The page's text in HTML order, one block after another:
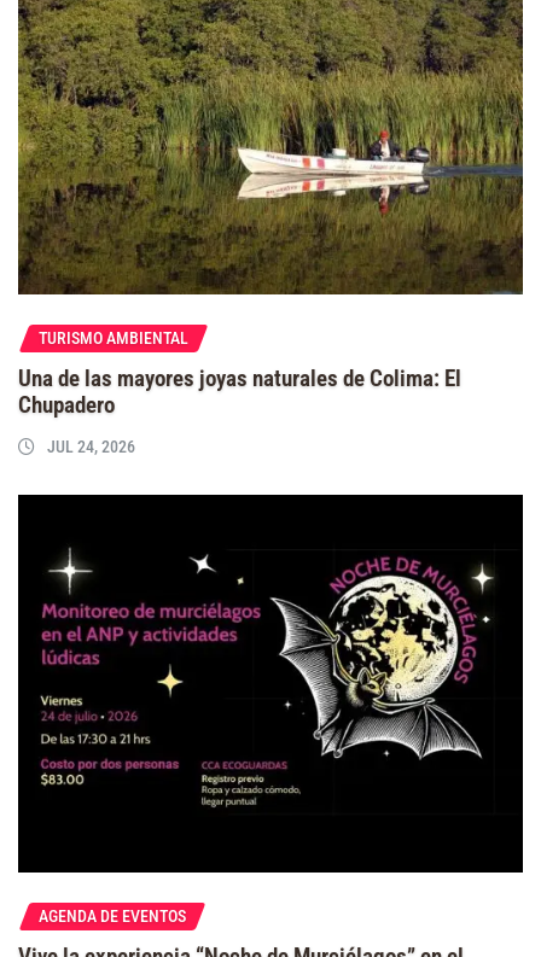
TURISMO AMBIENTAL
Una de las mayores joyas naturales de Colima: El
Chupadero
JUL 24, 2026
AGENDA DE EVENTOS